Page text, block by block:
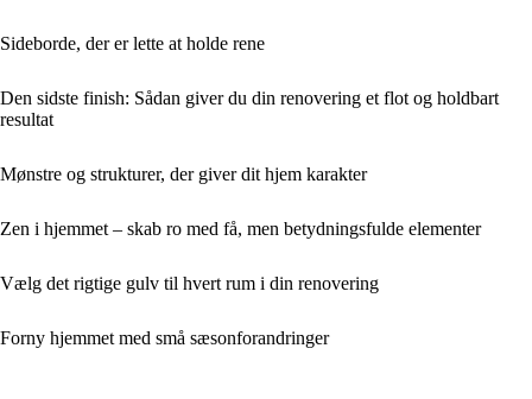
Sideborde, der er lette at holde rene
Den sidste finish: Sådan giver du din renovering et flot og holdbart
resultat
Mønstre og strukturer, der giver dit hjem karakter
Zen i hjemmet – skab ro med få, men betydningsfulde elementer
Vælg det rigtige gulv til hvert rum i din renovering
Forny hjemmet med små sæsonforandringer